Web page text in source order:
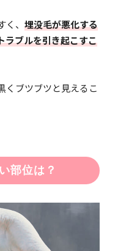
、 埋没毛が悪化する
ラブルを引き起こすこ
くブツブツと見えるこ
部位は？